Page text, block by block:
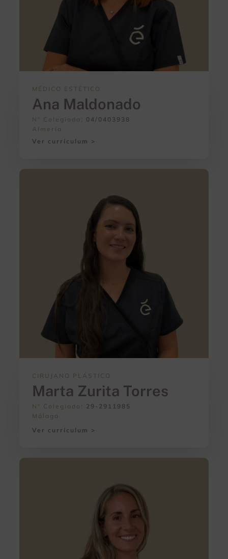
MÉDICO ESTÉTICO
Ana Maldonado
Nº Colegiada: 04/0403938
Almería
Ver currículum >
CIRUJANO PLÁSTICO
Marta Zurita Torres
Nº Colegiado: 29-2911985
Málaga
Ver currículum >